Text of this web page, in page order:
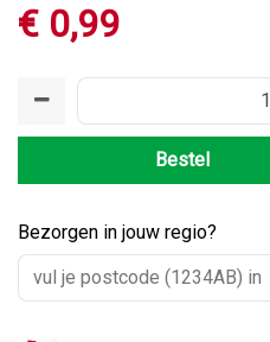
€ 0,99
Bezorgen in jouw regio?